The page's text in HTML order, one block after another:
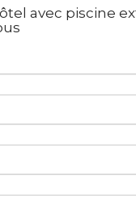
avec piscine